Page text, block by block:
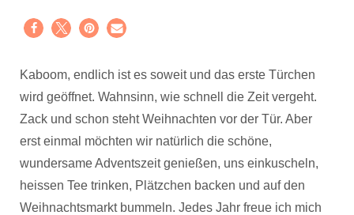
Kaboom, endlich ist es soweit und das erste Türchen
wird geöffnet. Wahnsinn, wie schnell die Zeit vergeht.
Zack und schon steht Weihnachten vor der Tür. Aber
erst einmal möchten wir natürlich die schöne,
wundersame Adventszeit genießen, uns einkuscheln,
heissen Tee trinken, Plätzchen backen und auf den
Weihnachtsmarkt bummeln. Jedes Jahr freue ich mich